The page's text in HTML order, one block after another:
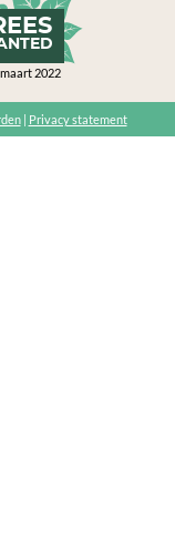
2022
| Privacy statement